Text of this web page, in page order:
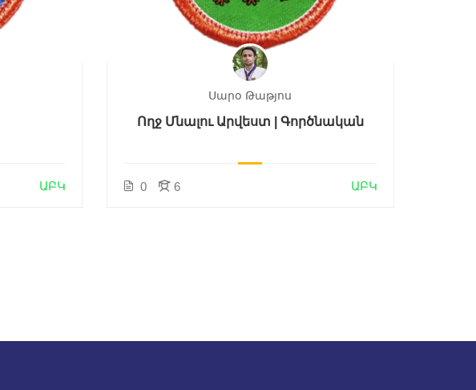
ԱԲԿ
Սարօ Թաթյոս
Ողջ Մնալու Արվեստ | Գործնական
0 6 ԱԲԿ